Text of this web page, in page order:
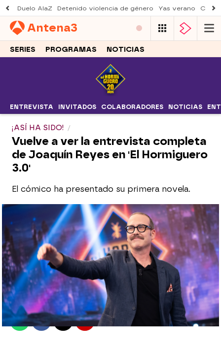
Duelo AlaZ Detenido violencia de género Yas verano
Antena3
SERIES PROGRAMAS NOTICIAS
ENTREVISTA INVITADOS COLABORADORES NOTICIAS
¡ASÍ HA SIDO!
Vuelve a ver la entrevista completa
de Joaquín Reyes en 'El Hormiguero
3.0'
El cómico ha presentado su primera novela.
antena3.com
Madrid
Publicado:15 de septiembre de 2021, 23:26
WhatsappFacebook
X Flipboard